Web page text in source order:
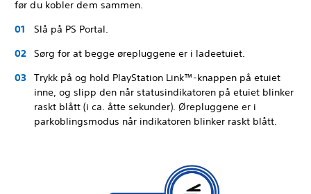
før du kobler dem sammen.
Slå på PS Portal.
Sørg for at begge ørepluggene er i ladeetuiet.
Trykk på og hold PlayStation Link™-knappen på etuiet
inne, og slipp den når statusindikatoren på etuiet blinker
raskt blått (i ca. åtte sekunder). Ørepluggene er i
parkoblingsmodus når indikatoren blinker raskt blått.